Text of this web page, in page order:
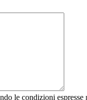
le condizioni